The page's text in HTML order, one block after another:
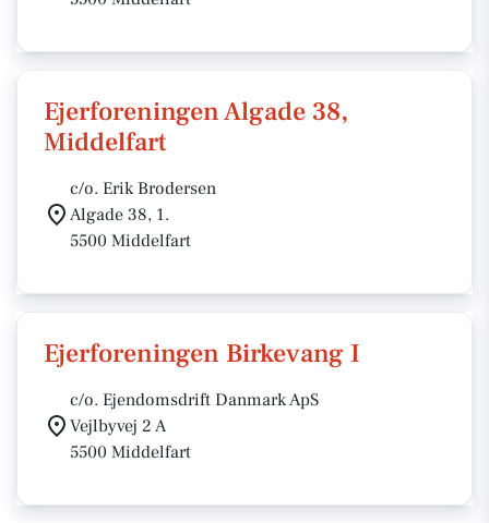
Ejerforeningen Algade 38,
Middelfart
c/o. Erik Brodersen
Algade 38, 1.
5500 Middelfart
Ejerforeningen Birkevang I
c/o. Ejendomsdrift Danmark ApS
Vejlbyvej 2 A
5500 Middelfart